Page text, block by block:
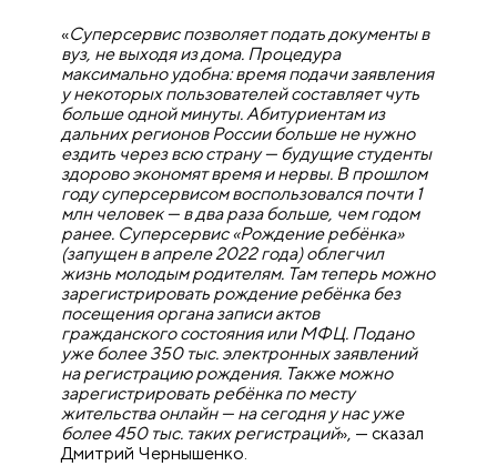
«Суперсервис позволяет подать документы в
вуз, не выходя из дома. Процедура
максимально удобна: время подачи заявления
у некоторых пользователей составляет чуть
больше одной минуты. Абитуриентам из
дальних регионов России больше не нужно
ездить через всю страну — будущие студенты
здорово экономят время и нервы. В прошлом
году суперсервисом воспользовался почти 1
млн человек — в два раза больше, чем годом
ранее. Суперсервис «Рождение ребёнка»
(запущен в апреле 2022 года) облегчил
жизнь молодым родителям. Там теперь можно
зарегистрировать рождение ребёнка без
посещения органа записи актов
гражданского состояния или МФЦ. Подано
уже более 350 тыс. электронных заявлений
на регистрацию рождения. Также можно
зарегистрировать ребёнка по месту
жительства онлайн — на сегодня у нас уже
более 450 тыс. таких регистраций», — сказал
Дмитрий Чернышенко.